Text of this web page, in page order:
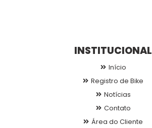
INSTITUCIONAL
Início
Registro de Bike
Notícias
Contato
Área do Cliente